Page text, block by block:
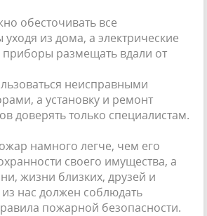
обесточивать все
из дома, а электрические
приборы размещать вдали от
неисправными
а установку и ремонт
доверять только специалистам.
намного легче, чем его
своего имущества, а
жизни близких, друзей и
нас должен соблюдать
пожарной безопасности.